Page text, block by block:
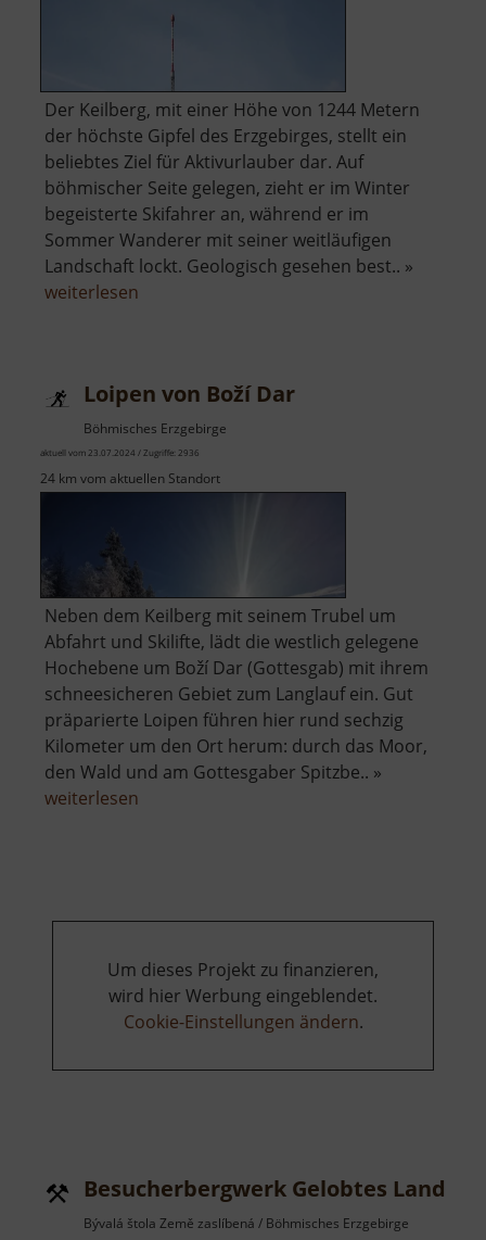
Der Keilberg, mit einer Höhe von 1244 Metern
der höchste Gipfel des Erzgebirges, stellt ein
beliebtes Ziel für Aktivurlauber dar. Auf
böhmischer Seite gelegen, zieht er im Winter
begeisterte Skifahrer an, während er im
Sommer Wanderer mit seiner weitläufigen
Landschaft lockt. Geologisch gesehen best.. »
weiterlesen
Loipen von Boží Dar
Böhmisches Erzgebirge
aktuell vom 23.07.2024 / Zugriffe: 2936
24 km vom aktuellen Standort
Neben dem Keilberg mit seinem Trubel um
Abfahrt und Skilifte, lädt die westlich gelegene
Hochebene um Boží Dar (Gottesgab) mit ihrem
schneesicheren Gebiet zum Langlauf ein. Gut
präparierte Loipen führen hier rund sechzig
Kilometer um den Ort herum: durch das Moor,
den Wald und am Gottesgaber Spitzbe.. »
weiterlesen
Um dieses Projekt zu finanzieren,
wird hier Werbung eingeblendet.
Cookie-Einstellungen ändern.
Besucherbergwerk Gelobtes Land
Bývalá štola Země zaslíbená / Böhmisches Erzgebirge